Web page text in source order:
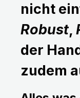
nicht
Robust,
der
zudem